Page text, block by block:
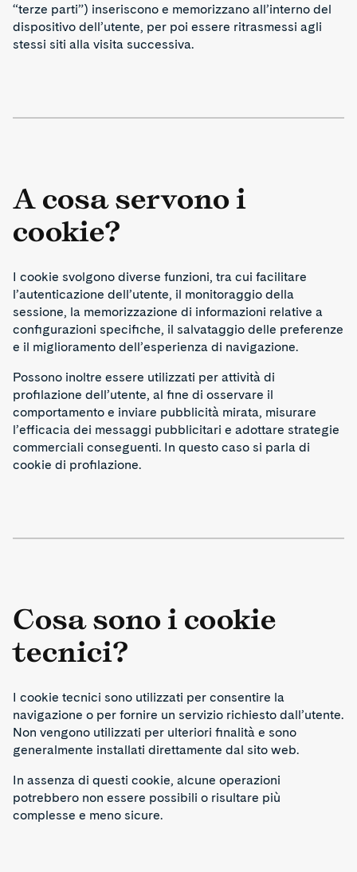
“terze parti”) inseriscono e memorizzano all’interno del
dispositivo dell’utente, per poi essere ritrasmessi agli
stessi siti alla visita successiva.
A cosa servono i
cookie?
I cookie svolgono diverse funzioni, tra cui facilitare
l’autenticazione dell’utente, il monitoraggio della
sessione, la memorizzazione di informazioni relative a
configurazioni specifiche, il salvataggio delle preferenze
e il miglioramento dell’esperienza di navigazione.
Possono inoltre essere utilizzati per attività di
profilazione dell’utente, al fine di osservare il
comportamento e inviare pubblicità mirata, misurare
l’efficacia dei messaggi pubblicitari e adottare strategie
commerciali conseguenti. In questo caso si parla di
cookie di profilazione.
Cosa sono i cookie
tecnici?
I cookie tecnici sono utilizzati per consentire la
navigazione o per fornire un servizio richiesto dall’utente.
Non vengono utilizzati per ulteriori finalità e sono
generalmente installati direttamente dal sito web.
In assenza di questi cookie, alcune operazioni
potrebbero non essere possibili o risultare più
complesse e meno sicure.